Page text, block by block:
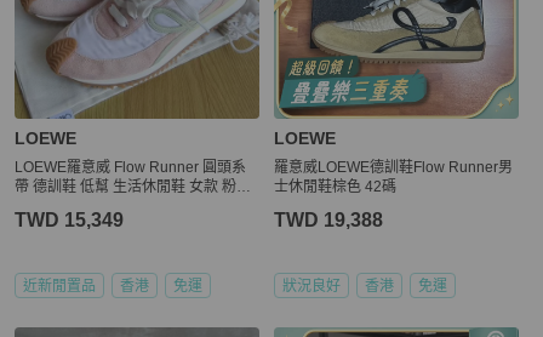
LOEWE
LOEWE羅意威 Flow Runner 圓頭系
帶 德訓鞋 低幫 生活休閒鞋 女款 粉色
TWD 15,349
近新閒置品 香港 免運
LOEWE
羅意威LOEWE德訓鞋Flow Runner男
士休閒鞋棕色 42碼
TWD 19,388
狀況良好 香港 免運